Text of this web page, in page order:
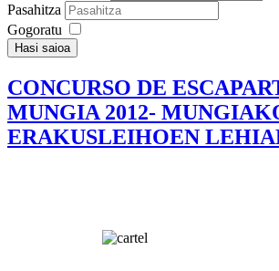
Pasahitza
Gogoratu
Hasi saioa
CONCURSO DE
MUNGIA 2012-
ERAKUSLEIHOEN